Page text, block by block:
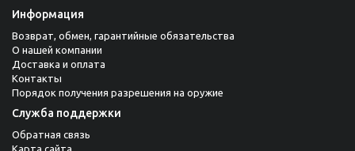
Информация
Возврат, обмен, гарантийные обязательства
О нашей компании
Доставка и оплата
Контакты
Порядок получения разрешения на оружие
Служба поддержки
Обратная связь
Карта сайта